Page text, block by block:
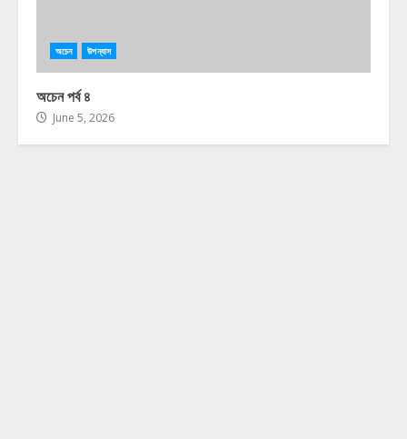
অচেন উপন্যাস
অচেন পর্ব ৪
June 5, 2026